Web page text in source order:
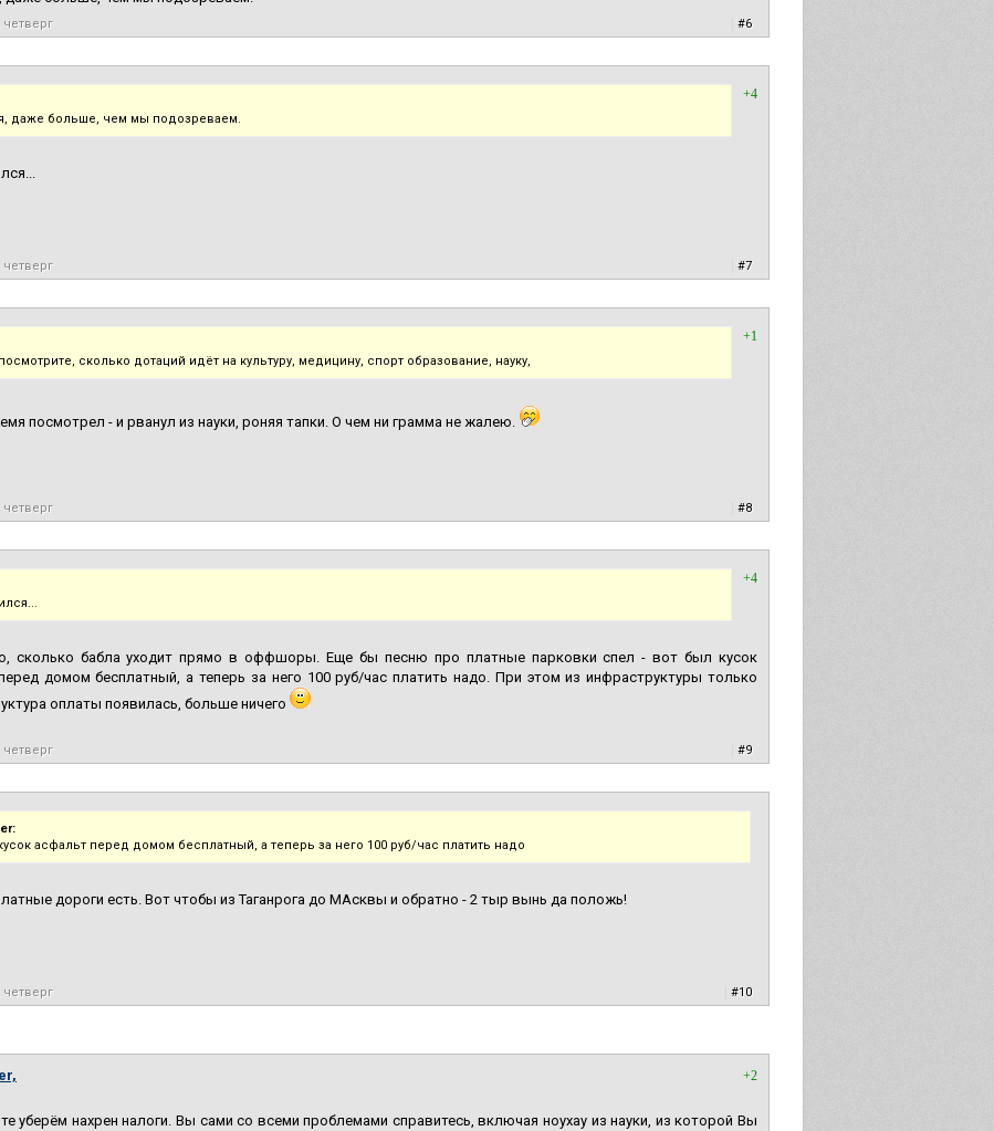
четверг #6
+4
даже больше, чем мы подозреваем.
четверг #7
+1
сколько дотаций идёт на культуру, медицину, спорт образование, науку,
посмотрел - и рванул из науки, роняя тапки. О чем ни грамма не жалею.
четверг #8
+4
сколько бабла уходит прямо в оффшоры. Еще бы песню про платные парковки спел - вот был кусок
домом бесплатный, а теперь за него 100 руб/час платить надо. При этом из инфраструктуры только
оплаты появилась, больше ничего
четверг #9
асфальт перед домом бесплатный, а теперь за него 100 руб/час платить надо
дороги есть. Вот чтобы из Таганрога до МАсквы и обратно - 2 тыр вынь да положь!
четверг #10
+2
уберём нахрен налоги. Вы сами со всеми проблемами справитесь, включая ноухау из науки, из которой Вы